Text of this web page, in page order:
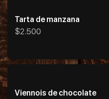
Tarta de manzana
$2.500
Viennois de chocolate